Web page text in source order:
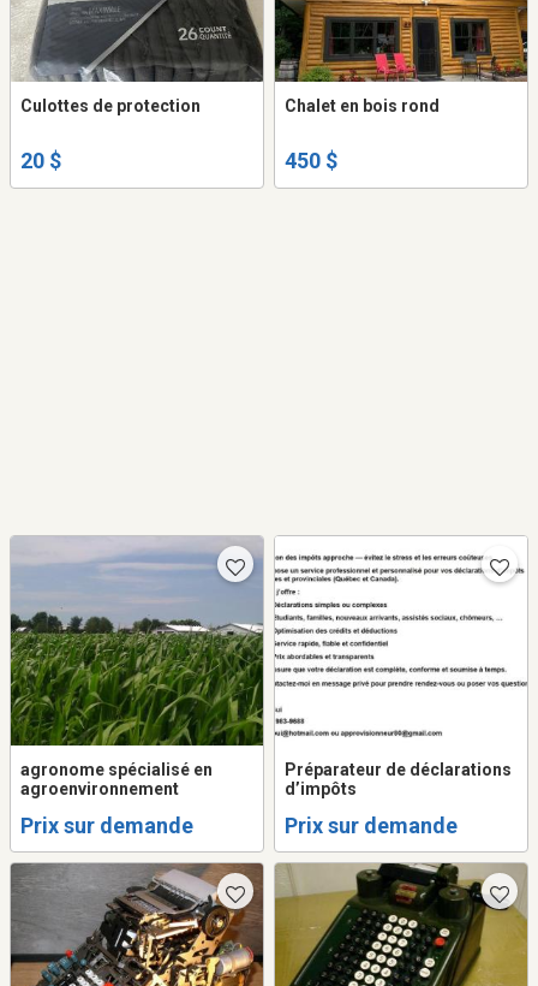
Culottes de protection
20 $
Chalet en bois rond
450 $
agronome spécialisé en
agroenvironnement
Prix sur demande
Préparateur de déclarations
d’impôts
Prix sur demande